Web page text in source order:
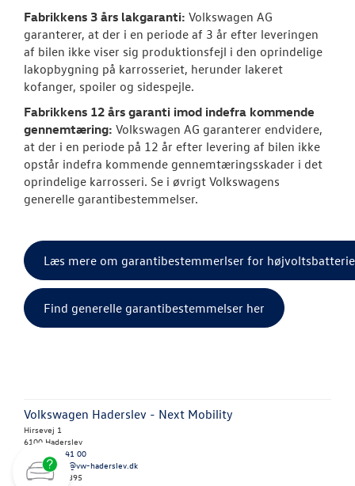
Fabrikkens 3 års lakgaranti: Volkswagen AG
garanterer, at der i en periode af 3 år efter leveringen
af bilen ikke viser sig produktionsfejl i den oprindelige
lakopbygning på karrosseriet, herunder lakeret
kofanger, spoiler og sidespejle.
Fabrikkens 12 års garanti imod indefra kommende
gennemtæring: Volkswagen AG garanterer endvidere,
at der i en periode på 12 år efter levering af bilen ikke
opstår indefra kommende gennemtæringsskader i det
oprindelige karrosseri. Se i øvrigt Volkswagens
generelle garantibestemmelser.
Læs mere om garantibestemmerlser for
Find generelle garantibestemmelser her
Volkswagen Haderslev - Next Mobility
Hirsevej 1
6100 Haderslev
74 52 41 00
E-mail: salg@vw-haderslev.dk
CVR: 27918395